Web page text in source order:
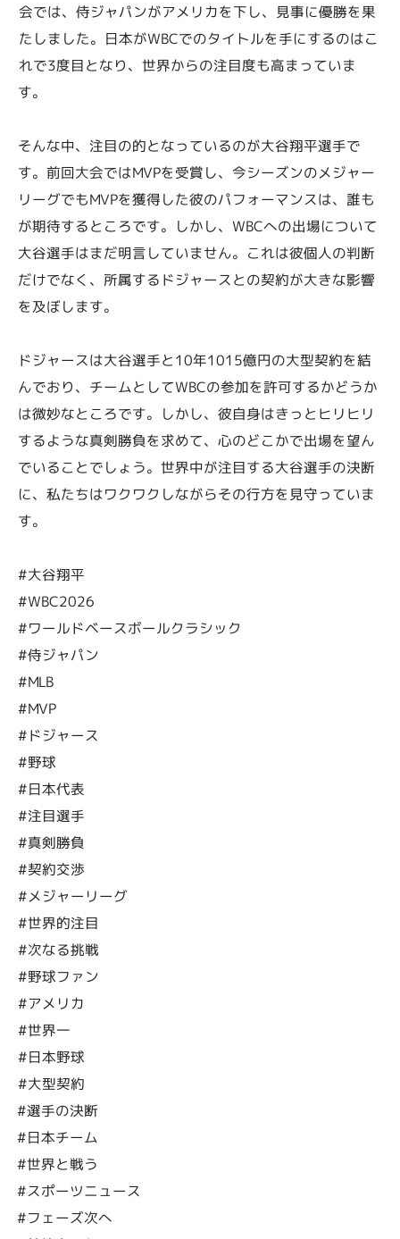
会では、侍ジャパンがアメリカを下し、見事に優勝を果
たしました。日本がWBCでのタイトルを手にするのはこ
れで3度目となり、世界からの注目度も高まっていま
す。
そんな中、注目の的となっているのが大谷翔平選手で
す。前回大会ではMVPを受賞し、今シーズンのメジャー
リーグでもMVPを獲得した彼のパフォーマンスは、誰も
が期待するところです。しかし、WBCへの出場について
大谷選手はまだ明言していません。これは彼個人の判断
だけでなく、所属するドジャースとの契約が大きな影響
を及ぼします。
ドジャースは大谷選手と10年1015億円の大型契約を結
んでおり、チームとしてWBCの参加を許可するかどうか
は微妙なところです。しかし、彼自身はきっとヒリヒリ
するような真剣勝負を求めて、心のどこかで出場を望ん
でいることでしょう。世界中が注目する大谷選手の決断
に、私たちはワクワクしながらその行方を見守っていま
す。
#大谷翔平
#WBC2026
#ワールドベースボールクラシック
#侍ジャパン
#MLB
#MVP
#ドジャース
#野球
#日本代表
#注目選手
#真剣勝負
#契約交渉
#メジャーリーグ
#世界的注目
#次なる挑戦
#野球ファン
#アメリカ
#世界一
#日本野球
#大型契約
#選手の決断
#日本チーム
#世界と戦う
#スポーツニュース
#フェーズ次へ